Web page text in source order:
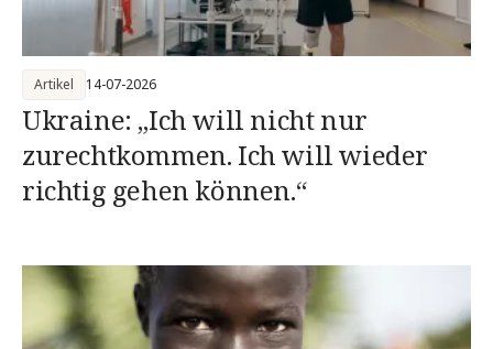
Ukraine: „Ich will nicht nur
zurechtkommen. Ich will wieder
richtig gehen können.“
Artikel 14-07-2026